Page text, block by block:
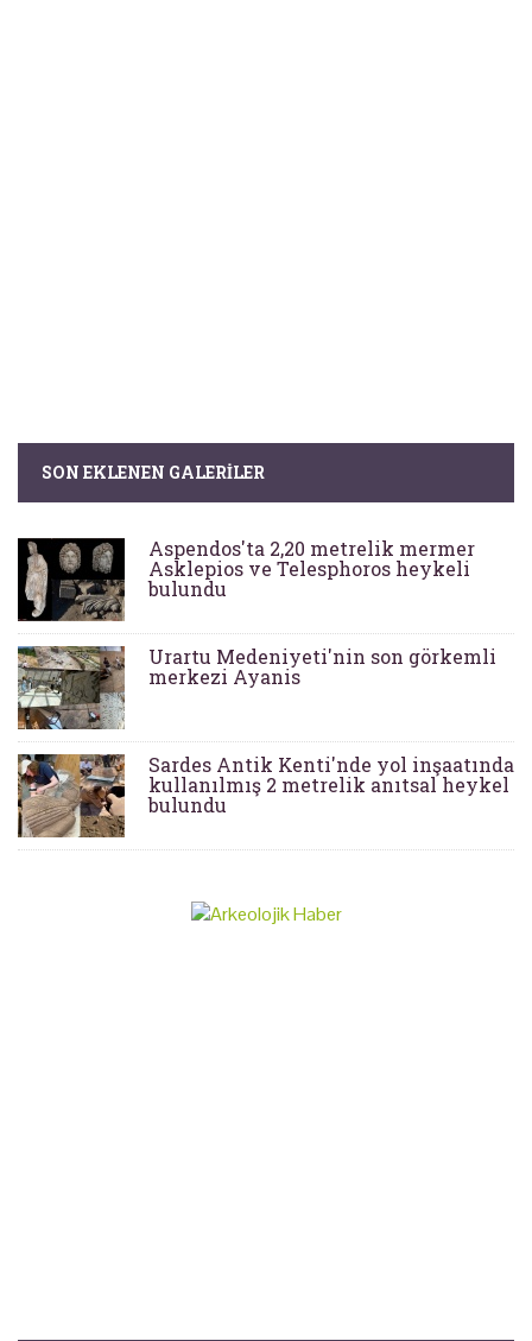
SON EKLENEN GALERILER
Aspendos'ta 2,20 metrelik mermer
Asklepios ve Telesphoros heykeli
bulundu
Urartu Medeniyeti'nin son görkemli
merkezi Ayanis
Sardes Antik Kenti'nde yol inşaatında
kullanılmış 2 metrelik anıtsal heykel
bulundu